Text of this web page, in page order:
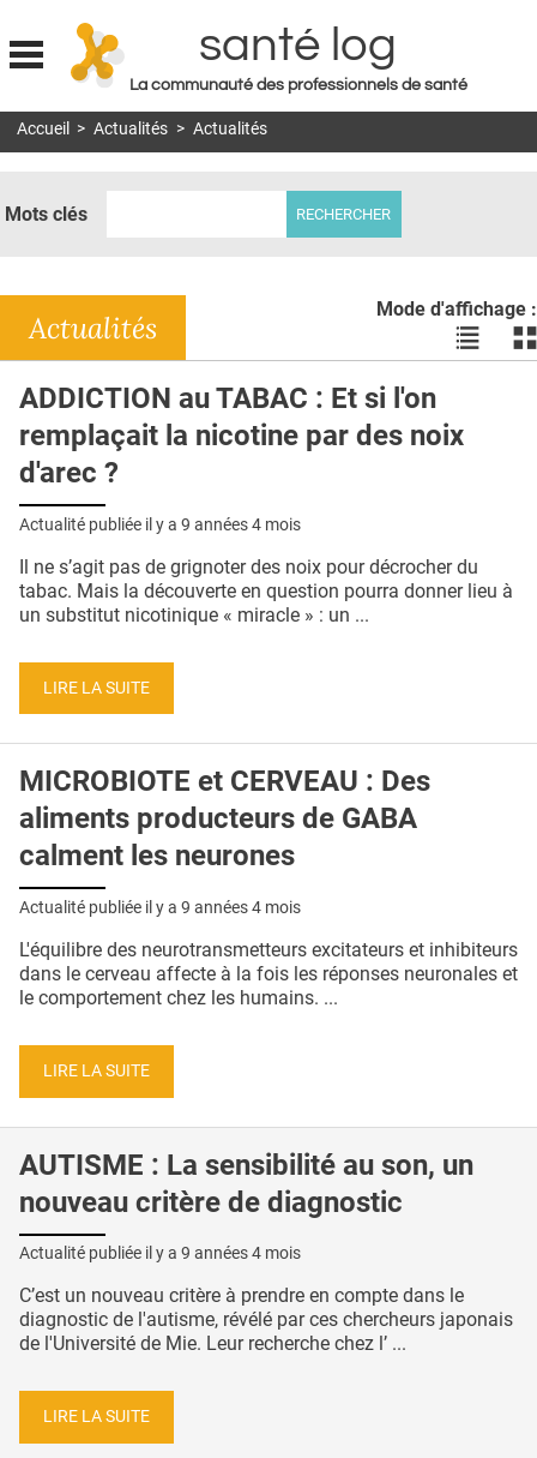
Jump to navigation
santé log
La communauté des professionnels de santé
MON COMPTE
DOSSIERS
RÉSEAUX
E-REVUE SAD
THÉMA
L'APP
PUBLICITÉ
CONTACT
Accueil > Actualités > Actualités
Mots clés
Mode d'affichage :
Voir
les
liste
les
Actualités
ADDICTION au TABAC : Et si l'on
remplaçait la nicotine par des noix
d'arec ?
Actualité publiée il y a 9 années 4 mois
Il ne s’agit pas de grignoter des noix pour décrocher du
tabac. Mais la découverte en question pourra donner lieu à
un substitut nicotinique « miracle » : un ...
LIRE LA SUITE
MICROBIOTE et CERVEAU : Des
aliments producteurs de GABA
calment les neurones
Actualité publiée il y a 9 années 4 mois
L'équilibre des neurotransmetteurs excitateurs et inhibiteurs
dans le cerveau affecte à la fois les réponses neuronales et
le comportement chez les humains. ...
LIRE LA SUITE
AUTISME : La sensibilité au son, un
nouveau critère de diagnostic
Actualité publiée il y a 9 années 4 mois
C’est un nouveau critère à prendre en compte dans le
diagnostic de l'autisme, révélé par ces chercheurs japonais
de l'Université de Mie. Leur recherche chez l’ ...
LIRE LA SUITE